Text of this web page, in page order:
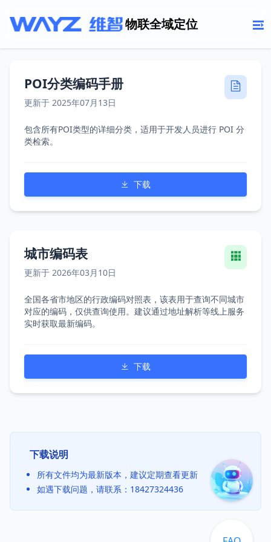
物联全域定位
POI分类编码手册
更新于 2025年07月13日
包含所有POI类型的详细分类，适用于开发人员进行 POI 分
类检索。
下载
城市编码表
更新于 2026年03月10日
全国各省市地区的行政编码对照表，该表用于查询不同城市
对应的编码，仅供查询使用。建议通过地址解析等线上服务
实时获取最新编码。
下载
下载说明
所有文件均为最新版本，建议定期查看更新
如遇下载问题，请联系：18427324436